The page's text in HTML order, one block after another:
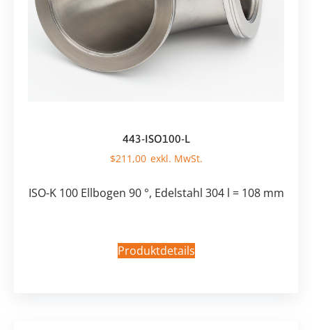
443-ISO100-L
$211,00
ISO-K 100 Ellbogen 90 °, Edelstahl 304 l = 108 mm
Produktdetails